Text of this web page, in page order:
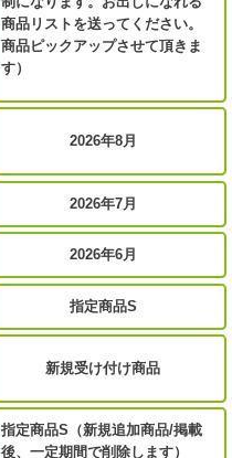
商品リストを送ってください。
商品ピックアップさせて頂きま
す）
2026年8月
2026年7月
2026年6月
指定商品S
新規受け付け商品
指定商品S（新規追加商品/掲載
後、一定期間で削除します）